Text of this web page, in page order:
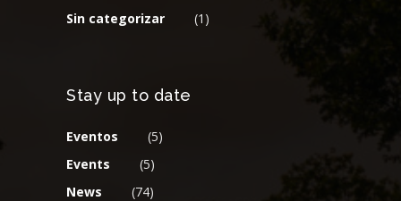
Sin categorizar
(1)
Stay up to date
Eventos
(5)
Events
(5)
News
(74)